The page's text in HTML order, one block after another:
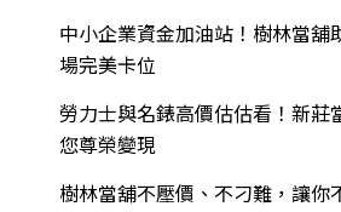
中小企業資金加油站！樹林當舖
場完美卡位
勞力士與名錶高價估估看！新莊
您尊榮變現
樹林當舖不壓價、不刁難，讓你